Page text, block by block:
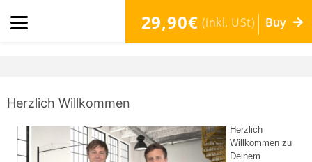
29,90€ (inkl. USt) Buy
Herzlich Willkommen
Herzlich
Willkommen zu
Deinem